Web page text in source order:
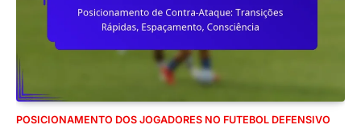
POSICIONAMENTO DOS JOGADORES NO FUTEBOL DEFENSIVO